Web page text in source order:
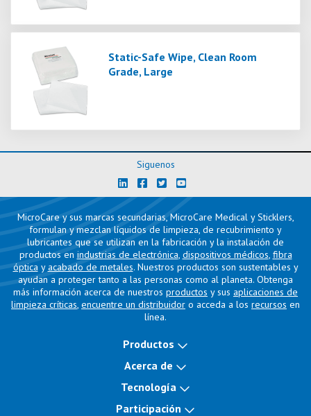
Static-Safe Wipe, Clean Room
Grade, Large
Siguenos
MicroCare y sus marcas secundarias, MicroCare Medical y Sticklers,
formulan y mezclan líquidos de limpieza, de recubrimiento y
lubricantes que se utilizan en la fabricación y la instalación de
productos en industrias de electrónica, dispositivos médicos, fibra
óptica y acabado de metales. Nuestros productos son sustentables y
ayudan a proteger tanto a las personas como al planeta. Obtenga
más información acerca de nuestros productos y sus aplicaciones de
limpieza críticas, encuentre un distribuidor o acceda a los recursos en
línea.
Productos
Acerca de
Tecnología
Participación